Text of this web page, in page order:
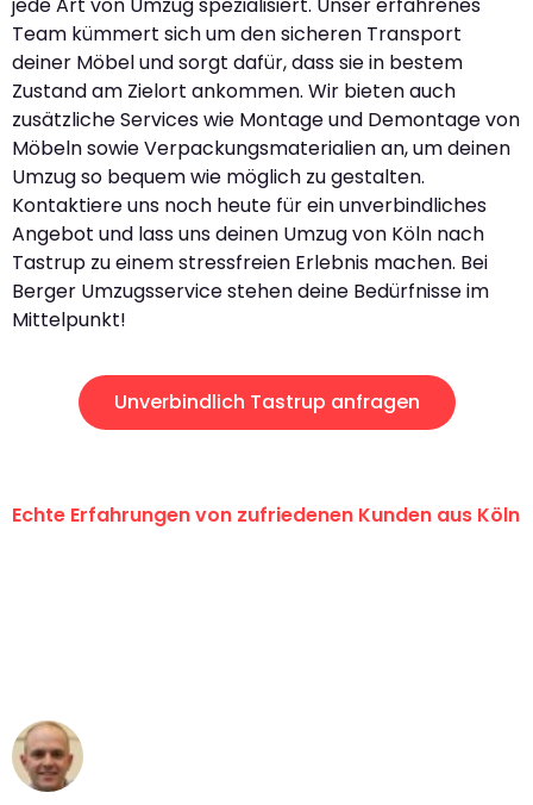
Team kümmert sich um den sicheren Transport
deiner Möbel und sorgt dafür, dass sie in bestem
Zustand am Zielort ankommen. Wir bieten auch
zusätzliche Services wie Montage und Demontage von
Möbeln sowie Verpackungsmaterialien an, um deinen
Umzug so bequem wie möglich zu gestalten.
Kontaktiere uns noch heute für ein unverbindliches
Angebot und lass uns deinen Umzug von Köln nach
Tastrup zu einem stressfreien Erlebnis machen. Bei
Berger Umzugsservice stehen deine Bedürfnisse im
Mittelpunkt!
Unverbindlich Tastrup anfragen
Echte Erfahrungen von zufriedenen Kunden aus Köln